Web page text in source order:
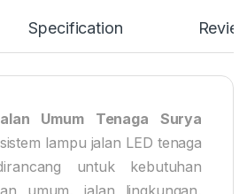
Specification
Umum Tenaga Surya
lampu jalan LED tenaga
untuk kebutuhan
umum, jalan lingkungan,